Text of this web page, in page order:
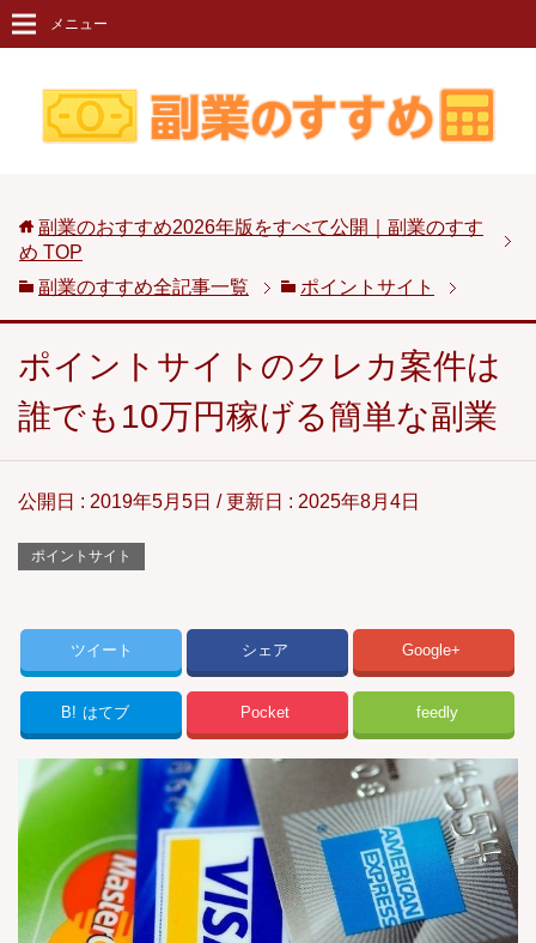
メニュー
副業のおすすめ2026年版をすべて公開｜副業のすす
め TOP
副業のすすめ全記事一覧
ポイントサイト
ポイントサイトのクレカ案件は
誰でも10万円稼げる簡単な副業
公開日 : 2019年5月5日 / 更新日 : 2025年8月4日
ポイントサイト
ツイート シェア Google+
B! はてブ Pocket feedly